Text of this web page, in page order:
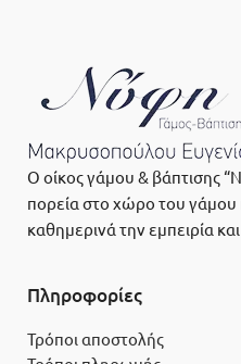
Ο οίκος γάμου & βάπτισης
πορεία στο χώρο του γάμου
καθημερινά την εμπειρία
Πληροφορίες
Τρόποι αποστολής